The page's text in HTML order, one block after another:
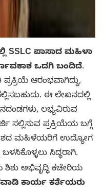
SSLC ಪಾಸಾದ ಮಹಿಳಾ
ಒದಗಿ ಬಂದಿದೆ.
ಪ್ರಕ್ರಿಯೆ ಆರಂಭವಾಗಿದ್ದು,
ಈ ಲೇಖನದಲ್ಲಿ
ಲಭ್ಯವಿರುವ
ಸಲ್ಲಿಸುವ ಪ್ರಕ್ರಿಯೆಯ ಬಗ್ಗೆ
ಮಹಿಳೆಯರಿಗೆ ಉದ್ಯೋಗ
ಸಿದ್ಧರಾಗಿ.
ಕಚೇರಿಯ
ಕಾರ್ಯ ಕರ್ತೆಯರು